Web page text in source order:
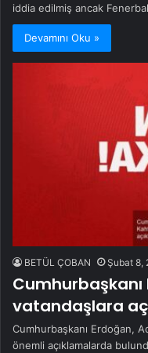
iddia edilmiş ancak
Devamını Oku »
BETÜL ÇOBAN Şubat 8,
Cumhurbaşkanı
vatandaşlara
Cumhurbaşkanı Erdoğan,
önemli açıklamalarda